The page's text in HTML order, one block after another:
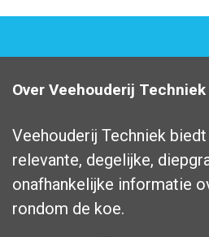
Over Veehouderij Techniek
Veehouderij Techniek
relevante, degelijke,
onafhankelijke informatie
rondom de koe.